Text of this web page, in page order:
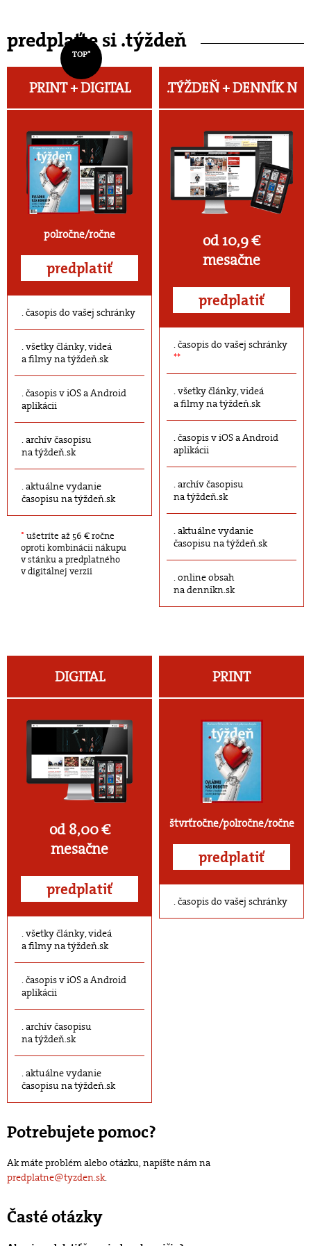
predplaťte si .týždeň
TOP*
PRINT + DIGITAL
polročne/ročne
predplatiť
časopis do vašej schránky
všetky články, videá
a filmy na týždeň.sk
časopis v iOS a Android
aplikácii
archív časopisu
na týždeň.sk
aktuálne vydanie
časopisu na týždeň.sk
* ušetríte až 56 € ročne
oproti kombinácii nákupu
v stánku a predplatného
v digitálnej verzii
.TÝŽDEŇ +DENNÍK N
od 10,9 €
mesačne
predplatiť
časopis do vašej schránky
**
všetky články, videá
a filmy na týždeň.sk
časopis v iOS a Android
aplikácii
archív časopisu
na týždeň.sk
aktuálne vydanie
časopisu na týždeň.sk
online obsah
na dennikn.sk
DIGITAL
od 8,00 €
mesačne
predplatiť
všetky články, videá
a filmy na týždeň.sk
časopis v iOS a Android
aplikácii
archív časopisu
na týždeň.sk
aktuálne vydanie
časopisu na týždeň.sk
PRINT
štvrťročne/polročne/ročne
predplatiť
časopis do vašej schránky
Potrebujete pomoc?
Ak máte problém alebo otázku, napíšte nám na
predplatne@tyzden.sk.
Časté otázky